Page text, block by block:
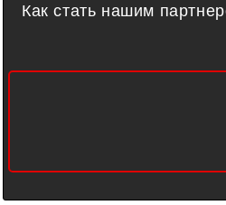
Как стать нашим